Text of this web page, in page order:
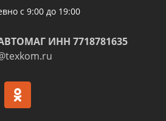
с 9:00 до 19:00
ИНН 7718781635